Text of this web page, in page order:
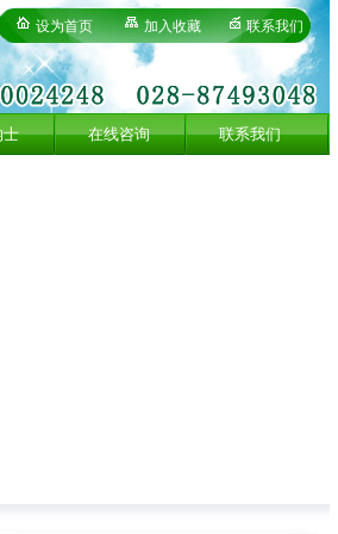
设为首页 加入收藏 联系我们
士 在线咨询 联系我们